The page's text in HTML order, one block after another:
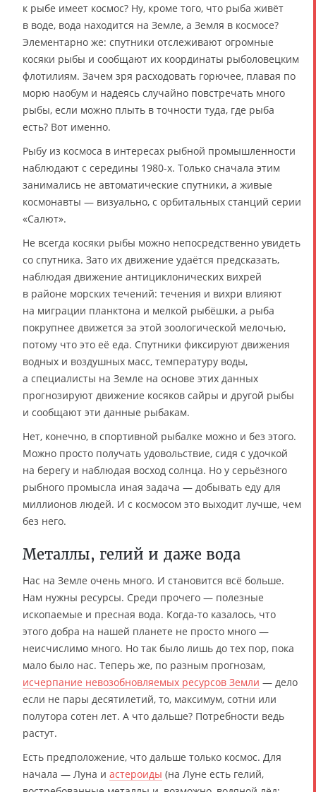
к рыбе имеет космос? Ну, кроме того, что рыба живёт
в воде, вода находится на Земле, а Земля в космосе?
Элементарно же: спутники отслеживают огромные
косяки рыбы и сообщают их координаты рыболовецким
флотилиям. Зачем зря расходовать горючее, плавая по
морю наобум и надеясь случайно повстречать много
рыбы, если можно плыть в точности туда, где рыба
есть? Вот именно.
Рыбу из космоса в интересах рыбной промышленности
наблюдают с середины 1980-х. Только сначала этим
занимались не автоматические спутники, а живые
космонавты — визуально, с орбитальных станций серии
«Салют».
Не всегда косяки рыбы можно непосредственно увидеть
со спутника. Зато их движение удаётся предсказать,
наблюдая движение антициклонических вихрей
в районе морских течений: течения и вихри влияют
на миграции планктона и мелкой рыбёшки, а рыба
покрупнее движется за этой зоологической мелочью,
потому что это её еда. Спутники фиксируют движения
водных и воздушных масс, температуру воды,
а специалисты на Земле на основе этих данных
прогнозируют движение косяков сайры и другой рыбы
и сообщают эти данные рыбакам.
Нет, конечно, в спортивной рыбалке можно и без этого.
Можно просто получать удовольствие, сидя с удочкой
на берегу и наблюдая восход солнца. Но у серьёзного
рыбного промысла иная задача — добывать еду для
миллионов людей. И с космосом это выходит лучше, чем
без него.
Металлы, гелий и даже вода
Нас на Земле очень много. И становится всё больше.
Нам нужны ресурсы. Среди прочего — полезные
ископаемые и пресная вода. Когда-то казалось, что
этого добра на нашей планете не просто много —
неисчислимо много. Но так было лишь до тех пор, пока
мало было нас. Теперь же, по разным прогнозам,
исчерпание невозобновляемых ресурсов Земли — дело
если не пары десятилетий, то, максимум, сотни или
полутора сотен лет. А что дальше? Потребности ведь
растут.
Есть предположение, что дальше только космос. Для
начала — Луна и астероиды (на Луне есть гелий,